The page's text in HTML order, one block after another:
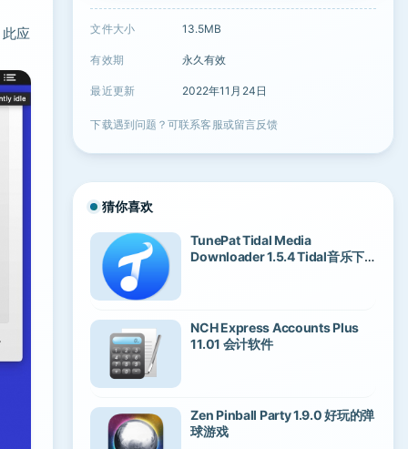
应 文件大小 13.5MB
有效期 永久有效
最近更新 2022年11月24日
下载遇到问题？可联系客服或留言反馈
猜你喜欢
TunePat Tidal Media
Downloader 1.5.4 Tidal音乐下
NCH Express Accounts Plus
11.01 会计软件
Zen Pinball Party 1.9.0 好玩的弹
球游戏